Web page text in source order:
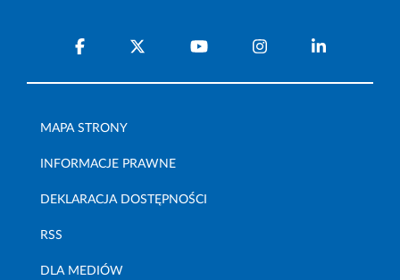
MAPA STRONY
INFORMACJE PRAWNE
DEKLARACJA DOSTĘPNOŚCI
RSS
DLA MEDIÓW